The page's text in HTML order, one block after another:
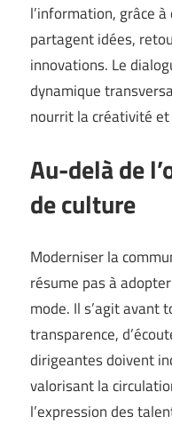
l’information, grâce
partagent idées,
innovations. Le
dynamique
nourrit la créativité
Au-delà de
de culture
Moderniser la
résume pas à
mode. Il s’agit avant
transparence,
dirigeantes doivent
valorisant la
l’expression des